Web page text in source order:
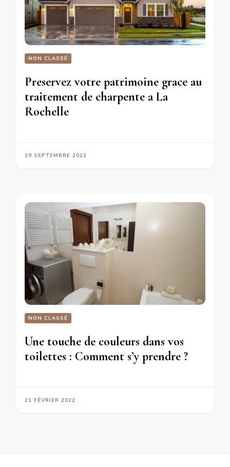
NON CLASSÉ
Preservez votre patrimoine grace au
traitement de charpente a La
Rochelle
19 SEPTEMBRE 2023
NON CLASSÉ
Une touche de couleurs dans vos
toilettes : Comment s’y prendre ?
21 FÉVRIER 2022